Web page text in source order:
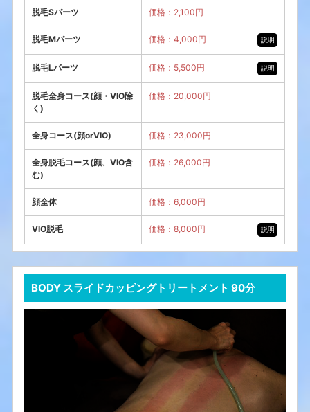
脱毛Sパーツ 価格：2,100円
脱毛Mパーツ 説明
価格：4,000円
脱毛Lパーツ 説明
価格：5,500円
脱毛全身コース(顔・VIO除
く)
価格：20,000円
全身コース(顔orVIO) 価格：23,000円
全身脱毛コース(顔、VIO含
む)
価格：26,000円
顔全体 価格：6,000円
VIO脱毛 説明
価格：8,000円
BODY スライドカッピングトリートメント 90分